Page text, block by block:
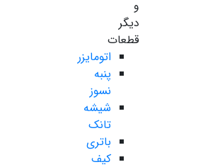
و
دیگر
قطعات
اتومایزر
پنبه
نسوز
شیشه
تانک
باتری
کیف